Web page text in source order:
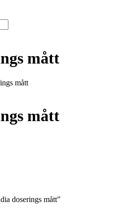
mått
mått
mått
doserings mått”